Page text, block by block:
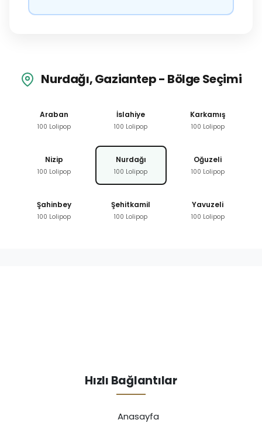
Nurdağı, Gaziantep - Bölge Seçimi
Araban
100 Lolipop
İslahiye
100 Lolipop
Karkamış
100 Lolipop
Nizip
100 Lolipop
Nurdağı
100 Lolipop
Oğuzeli
100 Lolipop
Şahinbey
100 Lolipop
Şehitkamil
100 Lolipop
Yavuzeli
100 Lolipop
Hızlı Bağlantılar
Anasayfa